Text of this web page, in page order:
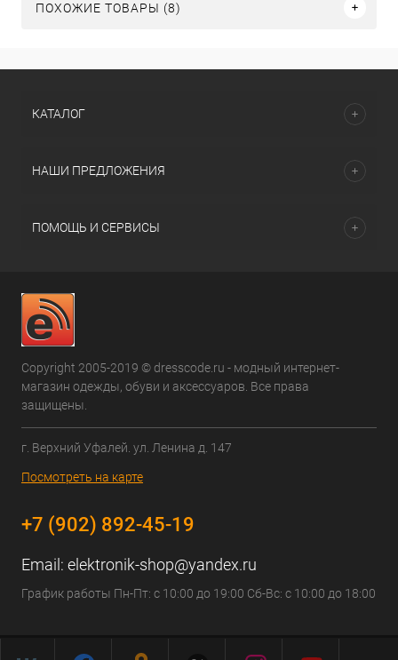
ПОХОЖИЕ ТОВАРЫ (8)
КАТАЛОГ
НАШИ ПРЕДЛОЖЕНИЯ
ПОМОЩЬ И СЕРВИСЫ
Copyright 2005-2019 © dresscode.ru - модный интернет-
магазин одежды, обуви и аксессуаров. Все права
защищены.
г. Верхний Уфалей. ул. Ленина д. 147
Посмотреть на карте
+7 (902) 892-45-19
Email: elektronik-shop@yandex.ru
График работы Пн-Пт: с 10:00 до 19:00 Сб-Вс: с 10:00 до 18:00